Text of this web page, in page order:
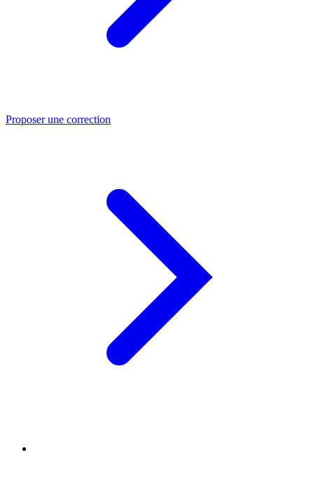
Proposer une correction